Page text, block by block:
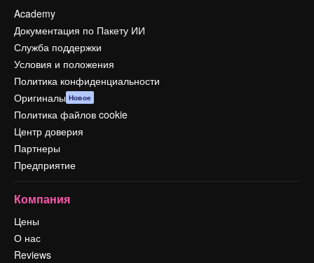
Academy
Документация по Пакету ИИ
Служба поддержки
Условия и положения
Политика конфиденциальности
Оригиналы Новое
Политика файлов cookie
Центр доверия
Партнеры
Предприятие
Компания
Цены
О нас
Reviews